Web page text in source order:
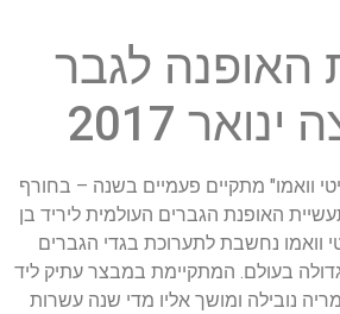
האופנה לגבר
2017
וואמו" מתקיים פעמיים בשנה – בחורף
האופנת הגברים העולמית ליריד בן
וואמו נחשבת לתערוכת בגדי הגברים
בעולם. המתקיימת במבצר עתיק ליד
נובילה ומושך אליו מדי שנה עשרות